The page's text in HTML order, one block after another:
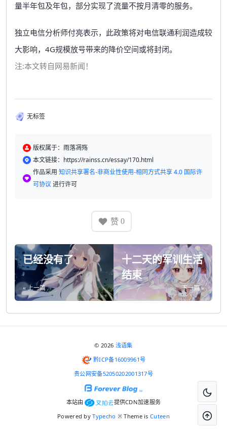
量半年包及年包，部分实现了流量不按月清零的服务。
独立电信分析师付亮表示，此政策将对电信联通利润造成较
大影响，4G规模放号带来的降价空间或将封闭。
注:本文转自网易新闻！
无标签
版权属于：雨落凋殇
本文链接：https://rainss.cn/essay/170.html
作品采用 知识共享署名-非商业性使用-相同方式共享 4.0 国际许
可协议 进行许可
赞 0
已经没有了
« 上一篇
十二天的军训生活
结束
下一篇 »
© 2026 浅语集
黔ICP备16009961号
贵公网安备52050202001317号
本站由
提供CDN加速服务
Powered byTypecho ※ Theme isCuteen